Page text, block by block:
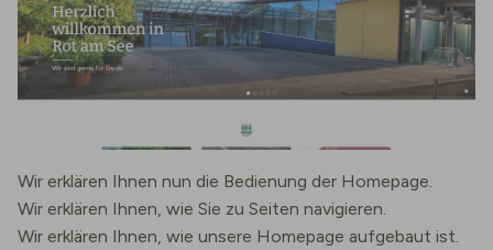
Wir erklären Ihnen nun die Bedienung der Homepage.
Wir erklären Ihnen, wie Sie zu Seiten navigieren.
Wir erklären Ihnen, wie unsere Homepage aufgebaut ist.